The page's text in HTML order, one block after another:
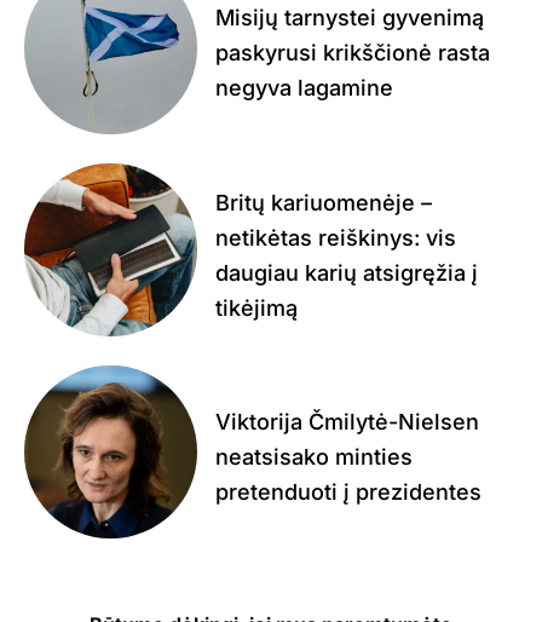
Misijų tarnystei gyvenimą
paskyrusi krikščionė rasta
negyva lagamine
Britų kariuomenėje –
netikėtas reiškinys: vis
daugiau karių atsigręžia į
tikėjimą
Viktorija Čmilytė-Nielsen
neatsisako minties
pretenduoti į prezidentes